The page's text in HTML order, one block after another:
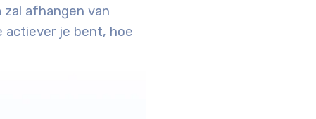
afhangen van
actiever je bent, hoe